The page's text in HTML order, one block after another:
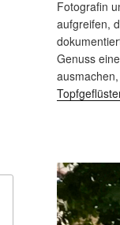
Fotografin
aufgreifen,
Genuss